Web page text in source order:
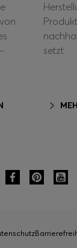
setzt.